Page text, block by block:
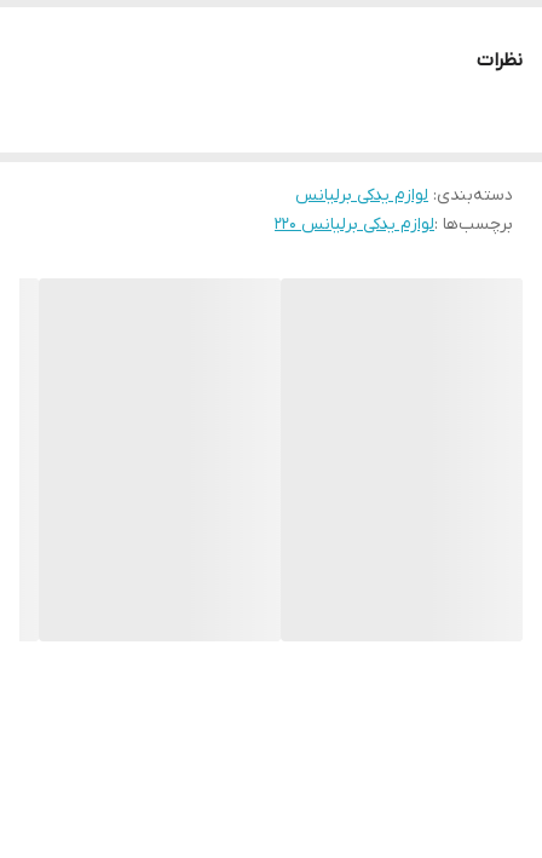
نظرات
دسته‌بندی: لوازم یدکی برلیانس
برچسب‌ها :لوازم یدکی برلیانس ۲۲۰